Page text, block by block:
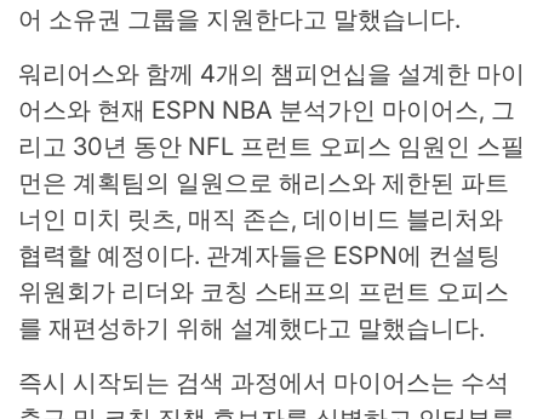
어 소유권 그룹을 지원한다고 말했습니다.
워리어스와 함께 4개의 챔피언십을 설계한 마이
어스와 현재 ESPN NBA 분석가인 마이어스, 그
리고 30년 동안 NFL 프런트 오피스 임원인 스필
먼은 계획팀의 일원으로 해리스와 제한된 파트
너인 미치 릿츠, 매직 존슨, 데이비드 블리처와
협력할 예정이다. 관계자들은 ESPN에 컨설팅
위원회가 리더와 코칭 스태프의 프런트 오피스
를 재편성하기 위해 설계했다고 말했습니다.
즉시 시작되는 검색 과정에서 마이어스는 수석